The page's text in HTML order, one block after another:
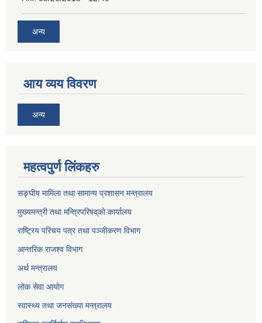
अन्य
आय व्यय विवरण
अन्य
महत्वपुर्ण लिंकहरु
सङ्घीय मामिला तथा सामान्य प्रशासन मन्त्रालय
मुख्यमन्त्री तथा मन्त्रिपरिषद्‌को कार्यालय
राष्ट्रिय परिचय पत्र तथा पञ्जीकरण विभाग
आन्तरिक राजश्व विभाग
अर्थ मन्त्रालय
लोक सेवा आयोग
स्वास्थ्य तथा जनसंख्या मन्त्रालय